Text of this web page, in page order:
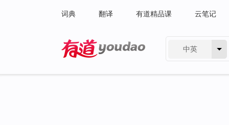
词典 翻译 有道精品课 云笔记
中英